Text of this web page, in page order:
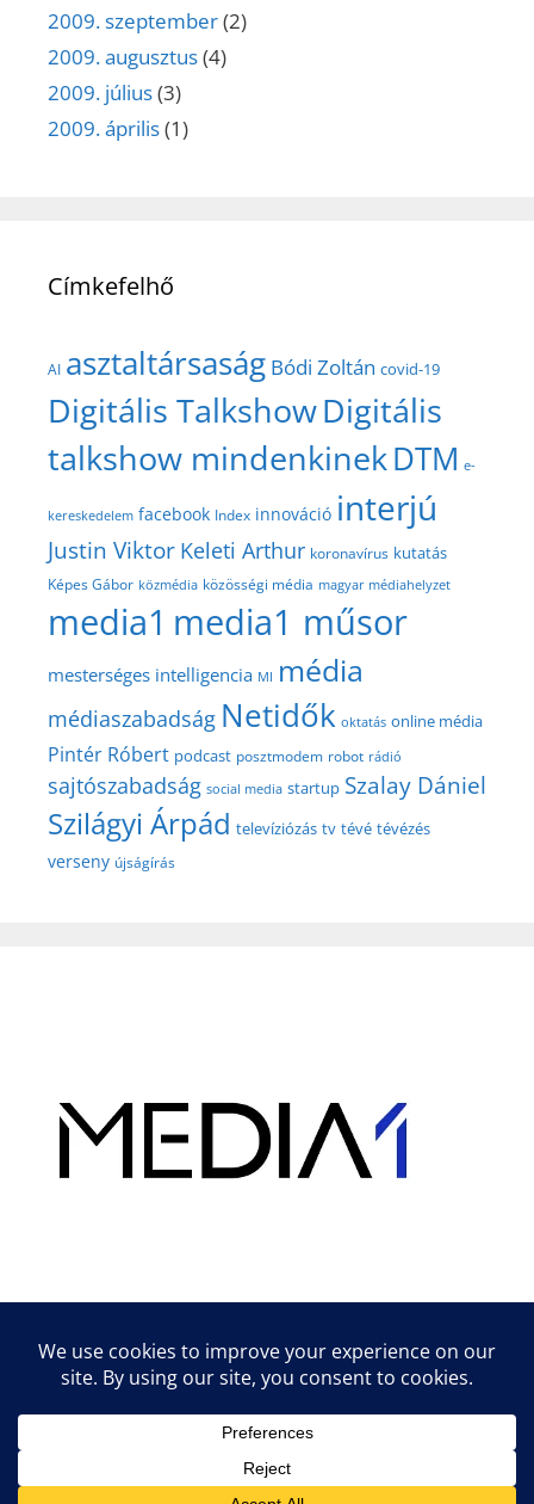
2009. szeptember(2)
2009. augusztus(4)
2009. július(3)
2009. április(1)
Címkefelhő
AI asztaltársaság Bódi Zoltán covid-19
Digitális TalkshowDigitális
talkshow mindenkinekDTM e-
kereskedelem facebook Index innováció interjú
Justin Viktor Keleti Arthur koronavírus kutatás
Képes Gábor közmédia közösségi média magyar médiahelyzet
media1 media1 műsor
mesterséges intelligencia MI média
médiaszabadság Netidők oktatás online média
Pintér Róbert podcast posztmodem robot rádió
sajtószabadság social media startup Szalay Dániel
Szilágyi Árpád televíziózás tv tévé tévézés
verseny újságírás
Lifestyle tippek & trükkök
© 2026 vipcast.hu powered by Media1• Készült